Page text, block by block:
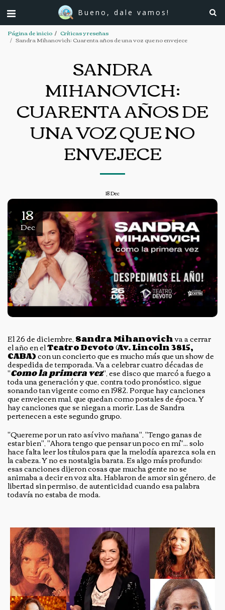
Bueno, dale vamos!
Página de inicio Críticas y reseñas
Sandra Mihanovich: Cuarenta años de una voz que no envejece
SANDRA
MIHANOVICH:
CUARENTA AÑOS DE
UNA VOZ QUE NO
ENVEJECE
18Dec
18
Dec
El 26 de diciembre,Sandra Mihanovichva a cerrar
el año en elTeatro Devoto(Av. Lincoln 3815,
CABA)con un concierto que es mucho más que un show de
despedida de temporada. Va a celebrar cuatro décadas de
"Como la primera vez", ese disco que marcó a fuego a
toda una generación y que, contra todo pronóstico, sigue
sonando tan vigente como en 1982. Porque hay canciones
que envejecen mal, que quedan como postales de época. Y
hay canciones que se niegan a morir. Las de Sandra
pertenecen a este segundo grupo.
"Quereme por un rato así vivo mañana", "Tengo ganas de
estar bien", "Ahora tengo que pensar un poco en mí"... solo
hace falta leer los títulos para que la melodía aparezca sola en
la cabeza. Y no es nostalgia barata. Es algo más profundo:
esas canciones dijeron cosas que mucha gente no se
animaba a decir en voz alta. Hablaron de amor sin género, de
libertad sin permiso, de autenticidad cuando esa palabra
todavía no estaba de moda.